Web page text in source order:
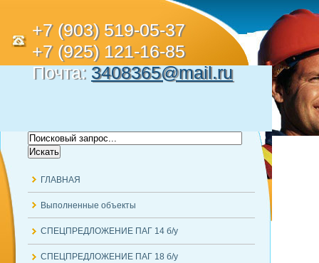
+7 (903) 519-05-37
+7 (925) 121-16-85
Почта: 3408365@mail.ru
ГЛАВНАЯ
Выполненные объекты
СПЕЦПРЕДЛОЖЕНИЕ ПАГ 14 б/у
СПЕЦПРЕДЛОЖЕНИЕ ПАГ 18 б/у